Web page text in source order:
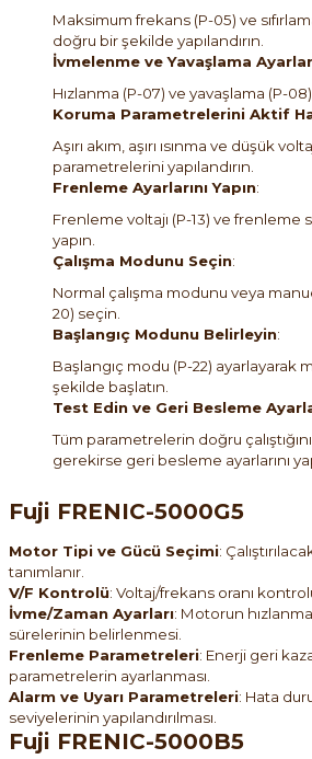
Maksimum frekans (P-05) ve
doğru bir şekilde yapılandırın.
İvmelenme ve Yavaşlama
Hızlanma (P-07) ve yavaşlama (P-
Koruma Parametrelerini Aktif
Aşırı akım, aşırı ısınma ve düşük
parametrelerini yapılandırın.
Frenleme Ayarlarını Yapın:
Frenleme voltajı (P-13) ve frenleme
yapın.
Çalışma Modunu Seçin:
Normal çalışma modunu veya
20) seçin.
Başlangıç Modunu Belirleyin:
Başlangıç modu (P-22) ayarlayarak
şekilde başlatın.
Test Edin ve Geri Besleme
Tüm parametrelerin doğru
gerekirse geri besleme ayarlarını
Fuji FRENIC-5000G5
Motor Tipi ve Gücü Seçimi:
tanımlanır.
V/F Kontrolü: Voltaj/frekans oranı
İvme/Zaman Ayarları: Motorun
sürelerinin belirlenmesi.
Frenleme Parametreleri: Enerji geri
parametrelerin ayarlanması.
Alarm ve Uyarı Parametreleri: Hata
seviyelerinin yapılandırılması.
Fuji FRENIC-5000B5